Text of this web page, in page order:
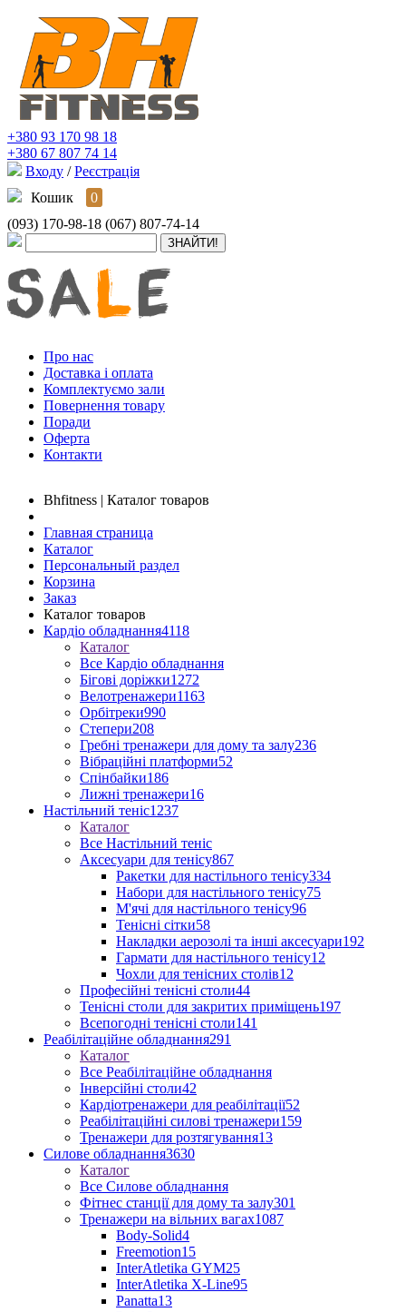
+380 93 170 98 18
+380 67 807 74 14
Входу / Реєстрація
Кошик
0
(093) 170-98-18 (067) 807-74-14
Про нас
Доставка і оплата
Комплектуємо зали
Повернення товару
Поради
Оферта
Контакти
Bhfitness | Каталог товаров
Главная страница
Каталог
Персональный раздел
Корзина
Заказ
Каталог товаров
Кардіо обладнання4118
Каталог
Все Кардіо обладнання
Бігові доріжки1272
Велотренажери1163
Орбітреки990
Степери208
Гребні тренажери для дому та залу236
Вібраційні платформи52
Спінбайки186
Лижні тренажери16
Настільний теніс1237
Каталог
Все Настільний теніс
Аксесуари для тенісу867
Ракетки для настільного тенісу334
Набори для настільного тенісу75
М'ячі для настільного тенісу96
Тенісні сітки58
Накладки аерозолі та інші аксесуари192
Гармати для настільного тенісу12
Чохли для тенісних столів12
Професійні тенісні столи44
Тенісні столи для закритих приміщень197
Всепогодні тенісні столи141
Реабілітаційне обладнання291
Каталог
Все Реабілітаційне обладнання
Інверсійні столи42
Кардіотренажери для реабілітації52
Реабілітаційні силові тренажери159
Тренажери для розтягування13
Силове обладнання3630
Каталог
Все Силове обладнання
Фітнес станції для дому та залу301
Тренажери на вільних вагах1087
Body-Solid4
Freemotion15
InterAtletika GYM25
InterAtletika X-Line95
Panatta13